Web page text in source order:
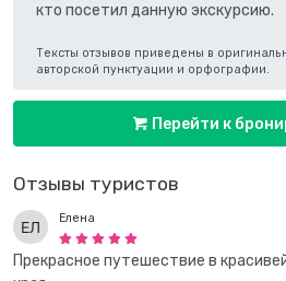
Отзывы туристов
Елена
Прекрасное путешествие в
кто посетил данную экскурсию.
Тексты отзывов приведены в
авторской пунктуации и орфографии.
Перейти к